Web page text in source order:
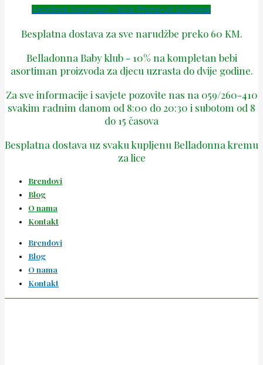
Facebook Instagram Tiktok Phone-alt Envelope
Besplatna dostava za sve narudžbe preko 60 KM.
Belladonna Baby klub - 10% na kompletan bebi
asortiman proizvoda za djecu uzrasta do dvije godine.
Za sve informacije i savjete pozovite nas na 059/260-410
svakim radnim danom od 8:00 do 20:30 i subotom od 8
do 15 časova
Besplatna dostava uz svaku kupljenu Belladonna kremu
za lice
Brendovi
Blog
O nama
Kontakt
Brendovi
Blog
O nama
Kontakt